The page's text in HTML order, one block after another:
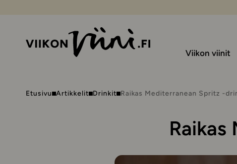
Viikon viinit
Etusivu Artikkelit Drinkit Raikas Mediterranean Spritz -